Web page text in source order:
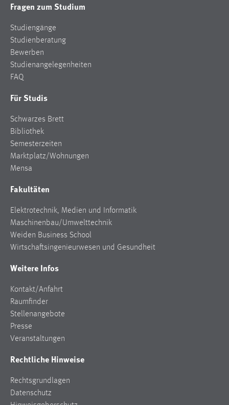
Fragen zum Studium
Studiengänge
Studienberatung
Bewerben
Studienangelegenheiten
FAQ
Für Studis
Schwarzes Brett
Bibliothek
Semesterzeiten
Marktplatz/Wohnungen
Mensa
Fakultäten
Elektrotechnik, Medien und Informatik
Maschinenbau/Umwelttechnik
Weiden Business School
Wirtschaftsingenieurwesen und Gesundheit
Weitere Infos
Kontakt/Anfahrt
Raumfinder
Stellenangebote
Presse
Veranstaltungen
Rechtliche Hinweise
Rechtsgrundlagen
Datenschutz